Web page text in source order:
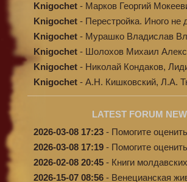
сочинений в...
Knigochet - Марков Георгий
Knigochet - Перестройка. Иного не
Knigochet - Мурашко Владислав
Струтынс...
Knigochet - Шолохов Михаил
Поднятая ц...
Knigochet - Николай Кондаков,
Крыла...
Knigochet - А.Н. Кишковский, Л.А.
Медицинская ...
LATEST FORUM
2026-03-08 17:23 - Помогите
2026-03-08 17:19 - Помогите
доро...
2026-02-08 20:45 - Книги
2026-15-07 08:56 - Венецианская